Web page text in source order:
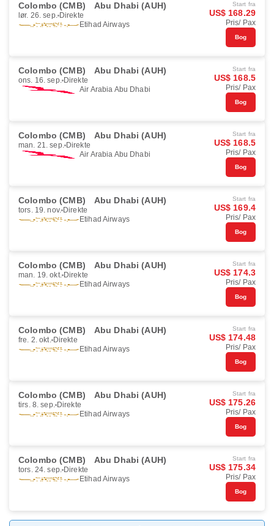
Colombo (CMB) Abu Dhabi (AUH)
lør. 26. sep. Direkte
Etihad Airways
Start fra
US$ 168.29
Pris/ Pax
Bog
Colombo (CMB) Abu Dhabi (AUH)
ons. 16. sep. Direkte
Air Arabia Abu Dhabi
Start fra
US$ 168.5
Pris/ Pax
Bog
Colombo (CMB) Abu Dhabi (AUH)
man. 21. sep. Direkte
Air Arabia Abu Dhabi
Start fra
US$ 168.5
Pris/ Pax
Bog
Colombo (CMB) Abu Dhabi (AUH)
tors. 19. nov. Direkte
Etihad Airways
Start fra
US$ 169.4
Pris/ Pax
Bog
Colombo (CMB) Abu Dhabi (AUH)
man. 19. okt. Direkte
Etihad Airways
Start fra
US$ 174.3
Pris/ Pax
Bog
Colombo (CMB) Abu Dhabi (AUH)
fre. 2. okt. Direkte
Etihad Airways
Start fra
US$ 174.48
Pris/ Pax
Bog
Colombo (CMB) Abu Dhabi (AUH)
tirs. 8. sep. Direkte
Etihad Airways
Start fra
US$ 175.26
Pris/ Pax
Bog
Colombo (CMB) Abu Dhabi (AUH)
tors. 24. sep. Direkte
Etihad Airways
Start fra
US$ 175.34
Pris/ Pax
Bog